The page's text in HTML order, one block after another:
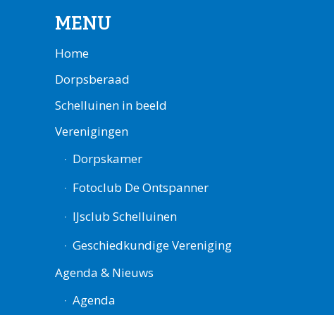
MENU
Home
Dorpsberaad
Schelluinen in beeld
Verenigingen
Dorpskamer
Fotoclub De Ontspanner
IJsclub Schelluinen
Geschiedkundige Vereniging
Agenda & Nieuws
Agenda